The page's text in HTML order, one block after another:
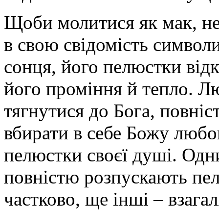
Щоби молитися як мак,
в свою свідомість
сонця, його пелюстки
його проміння й тепло.
тягнутися до Бога,
вбирати в себе Божу
пелюстки своєї душі.
повністю розпускають
частково, ще інші –